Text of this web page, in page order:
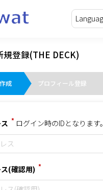
規登録(THE DECK)
成 プロフィール登録
* ログイン時のIDとなります。
(確認用) *